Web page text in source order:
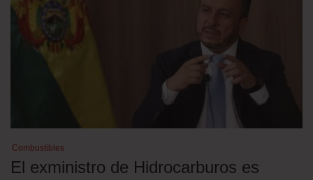
Combustibles
El exministro de Hidrocarburos es